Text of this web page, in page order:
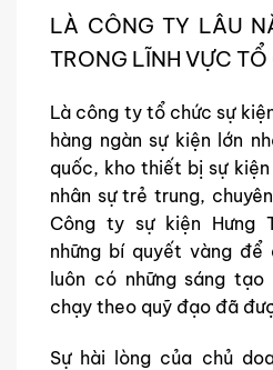
LÀ CÔNG TY LÂU
TRONG LĨNH VỰC TỔ
Là công ty tổ chức sự
hàng ngàn sự kiện lớn
quốc, kho thiết bị sự
nhân sự trẻ trung,
Công ty sự kiện Hưng
những bí quyết vàng
luôn có những sáng
chạy theo quỹ đạo đã
Sự hài lòng của chủ